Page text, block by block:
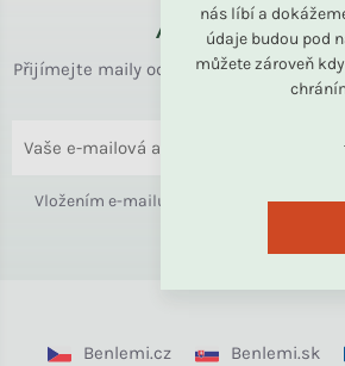
nás líbí a
údaje budou pod
můžete zároveň
Až k vám
Přijímejte maily od rodiny BENLEMI.
o bydlení i slevách.
Vložením e-mailu souhlasíte s
Benlemi.cz Benlemi.sk